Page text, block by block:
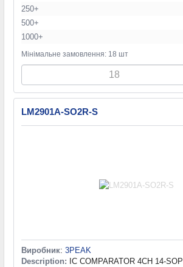
250+
500+
1000+
Мінімальне замовлення: 18 шт
LM2901A-SO2R-S
Виробник: 3PEAK
Description: IC COMPARATOR 4CH 14-SOP